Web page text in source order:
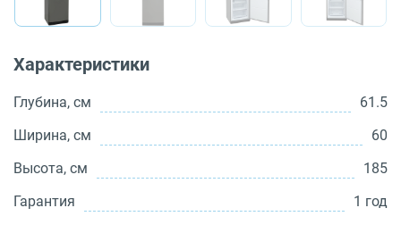
Характеристики
Глубина, см
61.5
Ширина, см
60
Высота, см
185
Гарантия
1 год